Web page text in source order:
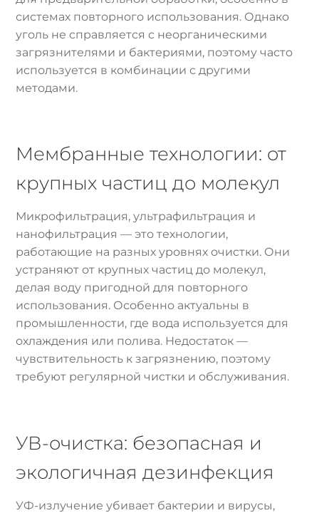
системах повторного использования. Однако
уголь не справляется с неорганическими
загрязнителями и бактериями, поэтому часто
используется в комбинации с другими
методами.
Мембранные технологии: от
крупных частиц до молекул
Микрофильтрация, ультрафильтрация и
нанофильтрация — это технологии,
работающие на разных уровнях очистки. Они
устраняют от крупных частиц до молекул,
делая воду пригодной для повторного
использования. Особенно актуальны в
промышленности, где вода используется для
охлаждения или полива. Недостаток —
чувствительность к загрязнению, поэтому
требуют регулярной чистки и обслуживания.
УВ-очистка: безопасная и
экологичная дезинфекция
УФ-излучение убивает бактерии и вирусы,